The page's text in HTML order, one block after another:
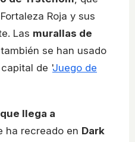
Roja y sus
Las murallas de
se han usado
de ' Juego de
llega a
ha recreado en Dark